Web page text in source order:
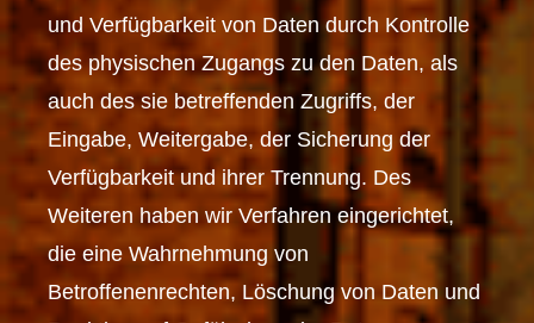
und Verfügbarkeit von Daten durch Kontrolle
des physischen Zugangs zu den Daten, als
auch des sie betreffenden Zugriffs, der
Eingabe, Weitergabe, der Sicherung der
Verfügbarkeit und ihrer Trennung. Des
Weiteren haben wir Verfahren eingerichtet,
die eine Wahrnehmung von
Betroffenenrechten, Löschung von Daten und